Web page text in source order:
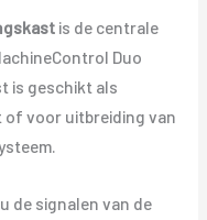
is de centrale
Duo
is geschikt als
of voor uitbreiding van
de signalen van de